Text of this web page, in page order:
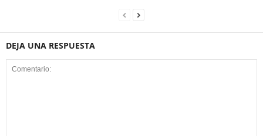
DEJA UNA RESPUESTA